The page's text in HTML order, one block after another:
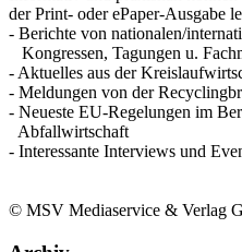
der Print- oder ePaper-Ausgabe
- Berichte von nationalen/
Kongressen, Tagungen u.
- Aktuelles aus der
- Meldungen von der
- Neueste EU-Regelungen im
Abfallwirtschaft
- Interessante Interviews und
© MSV Mediaservice & Verlag